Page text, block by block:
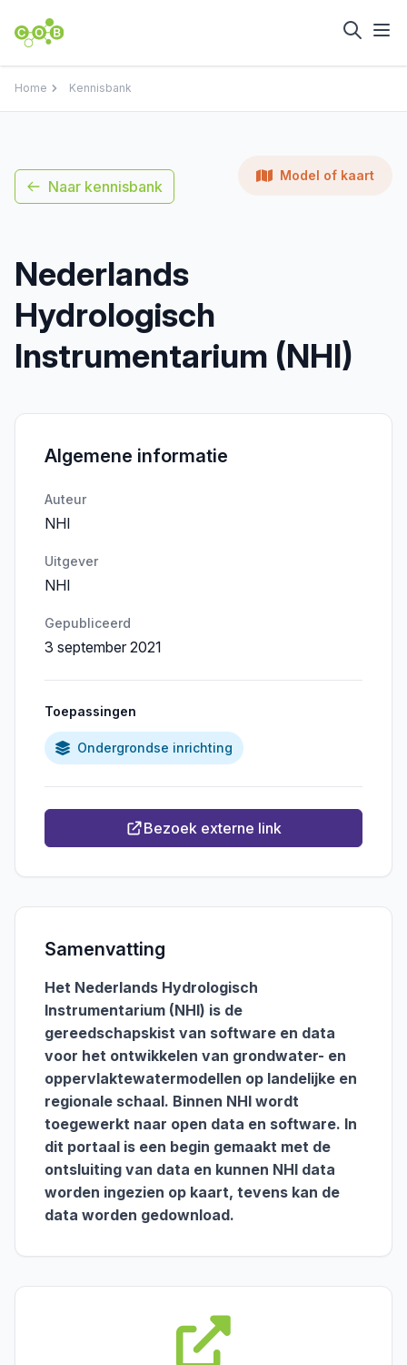
Home Kennisbank
Naar kennisbank
Model of kaart
Nederlands
Hydrologisch
Instrumentarium (NHI)
Algemene informatie
Auteur
NHI
Uitgever
NHI
Gepubliceerd
3 september 2021
Toepassingen
Ondergrondse inrichting
Bezoek externe link
Samenvatting
Het Nederlands Hydrologisch
Instrumentarium (NHI) is de
gereedschapskist van software en data
voor het ontwikkelen van grondwater- en
oppervlaktewatermodellen op landelijke en
regionale schaal. Binnen NHI wordt
toegewerkt naar open data en software. In
dit portaal is een begin gemaakt met de
ontsluiting van data en kunnen NHI data
worden ingezien op kaart, tevens kan de
data worden gedownload.